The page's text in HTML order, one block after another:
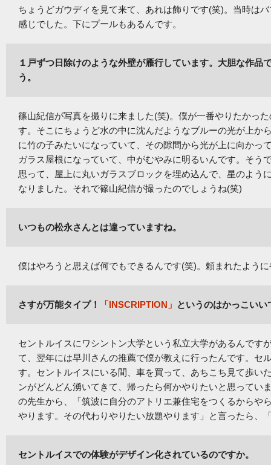
ちょうどガウディを見て来て、あれは飾りです(笑)。当時は
感じでした。下にプールもあるんです。
１戸ずつ日除けのような外壁が雁行しています。大胆な作品
う。
篠山紀信が写真を撮りに来ました(笑)。僕が一番やりたかっ
す。そこにちょうど水の中に沈んだようなブルーの光が上か
に竹の子みたいになっていて、その隙間から光が上に向かっ
ガラス屋根になっていて、中がむやみに明るいんです。そう
思って、屋上に丸いガラスブロックを埋め込んで、星のよう
なりました。それで篠山紀信が撮ったのでしょうね(笑)
いつもの松永さんとは違っていますね。
僕はやろうと思えば何でもできるんです(笑)。頼まれたよう
さすが万能タイプ！ 「INSCRIPTION」 というのはかっこいい
セントルイスにワシントン大学という私立大学があるんです
て、翌年には早川さんの推薦で僕が教えに行ったんです。セ
す。セントルイスにいる間、車を買って、あちこち見て歩い
ンがどんどん湧いてきて、帰ったら何かやりたいと思ってい
の先生から、「筑波に自分のアトリエ兼住宅をつくるからや
やります。その代わりやりたい放題やります」と言ったら、
セントルイスでの体験がデザイン化されているのですか。